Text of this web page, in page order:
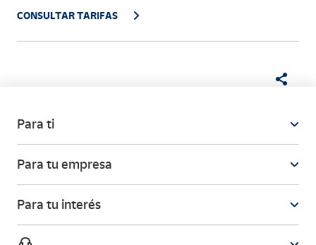
CONSULTAR TARIFAS
Para ti
Para tu empresa
Para tu interés